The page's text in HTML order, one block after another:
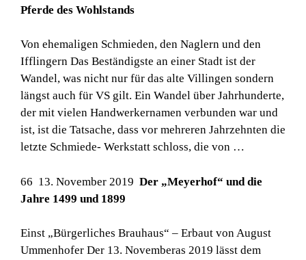
Pferde des Wohlstands
Von ehemaligen Schmieden, den Naglern und den
Ifflingern Das Beständigste an einer Stadt ist der
Wandel, was nicht nur für das alte Villingen sondern
längst auch für VS gilt. Ein Wandel über Jahrhunderte,
der mit vielen Handwerkernamen verbunden war und
ist, ist die Tatsache, dass vor mehreren Jahrzehnten die
letzte Schmiede- Werkstatt schloss, die von …
66 13. November 2019 Der „Meyerhof“ und die
Jahre 1499 und 1899
Einst „Bürgerliches Brauhaus“ – Erbaut von August
Ummenhofer Der 13. Novemberas 2019 lässt dem